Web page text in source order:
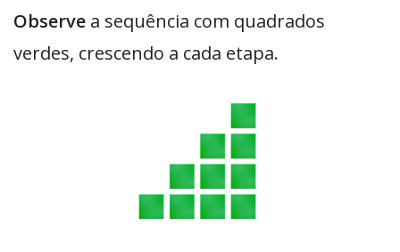
Observe a sequência com quadrados
verdes, crescendo a cada etapa.